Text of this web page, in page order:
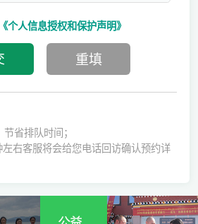
个人信息授权和保护声明》
省排队时间；
右客服将会给您电话回访确认预约详